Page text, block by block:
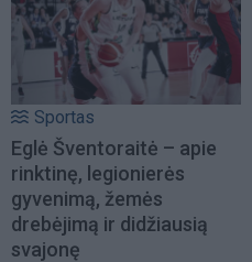
Sportas
Eglė Šventoraitė – apie
rinktinę, legionierės
gyvenimą, žemės
drebėjimą ir didžiausią
svajonę